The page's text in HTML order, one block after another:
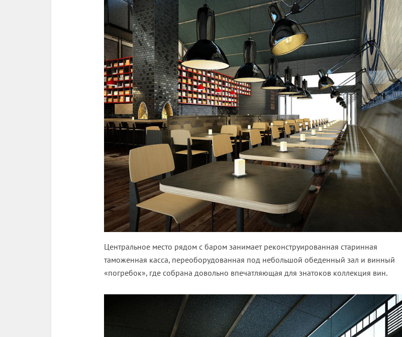
Центральное место рядом с баром занимает реконструированная старинная
таможенная касса, переоборудованная под небольшой обеденный зал и винный
«погребок», где собрана довольно впечатляющая для знатоков коллекция вин.